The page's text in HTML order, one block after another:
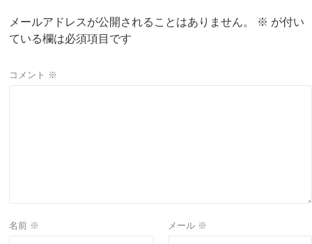
メールアドレスが公開されることはありません。 ※ が付い
ている欄は必須項目です
コメント ※
名前 ※ メール ※